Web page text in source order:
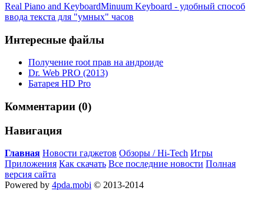
Real Piano and KeyboardMinuum Keyboard - удобный способ
ввода текста для "умных" часов
Интересные файлы
Получение root прав на андроиде
Dr. Web PRO (2013)
Батарея HD Pro
Комментарии (0)
Навигация
Главная Новости гаджетов Обзоры / Hi-Tech Игры
Приложения Как скачать Все последние новости Полная
версия сайта
Powered by 4pda.mobi © 2013-2014